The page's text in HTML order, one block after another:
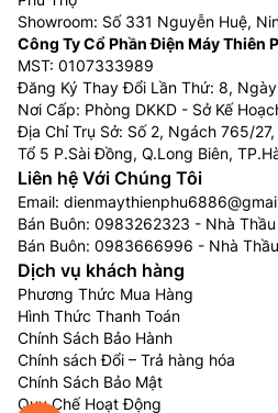
cửa lại.
Diệt vi khuẩn và khử mùi
Tủ lạnh LG Inverter 4 cánh
trang bị bộ lọc kháng khuẩn,
Showroom: Số 331 Nguyễn Huệ,
Công Ty Cổ Phần Điện Máy Thiên
MST: 0107333989
Đăng Ký Thay Đổi Lần Thứ: 8,
Nơi Cấp: Phòng DKKD - Sở Kế
Địa Chỉ Trụ Sở: Số 2, Ngách 765/
Tổ 5 P.Sài Đồng, Q.Long Biên,
Liên hệ Với Chúng Tôi
Email:
Bán Buôn: 0983262323 - Nhà
Bán Buôn: 0983666996 - Nhà
Dịch vụ khách hàng
Phương Thức Mua Hàng
Hình Thức Thanh Toán
Chính Sách Bảo Hành
Chính sách Đổi – Trả hàng hóa
Chính Sách Bảo Mật
Quy Chế Hoạt Động